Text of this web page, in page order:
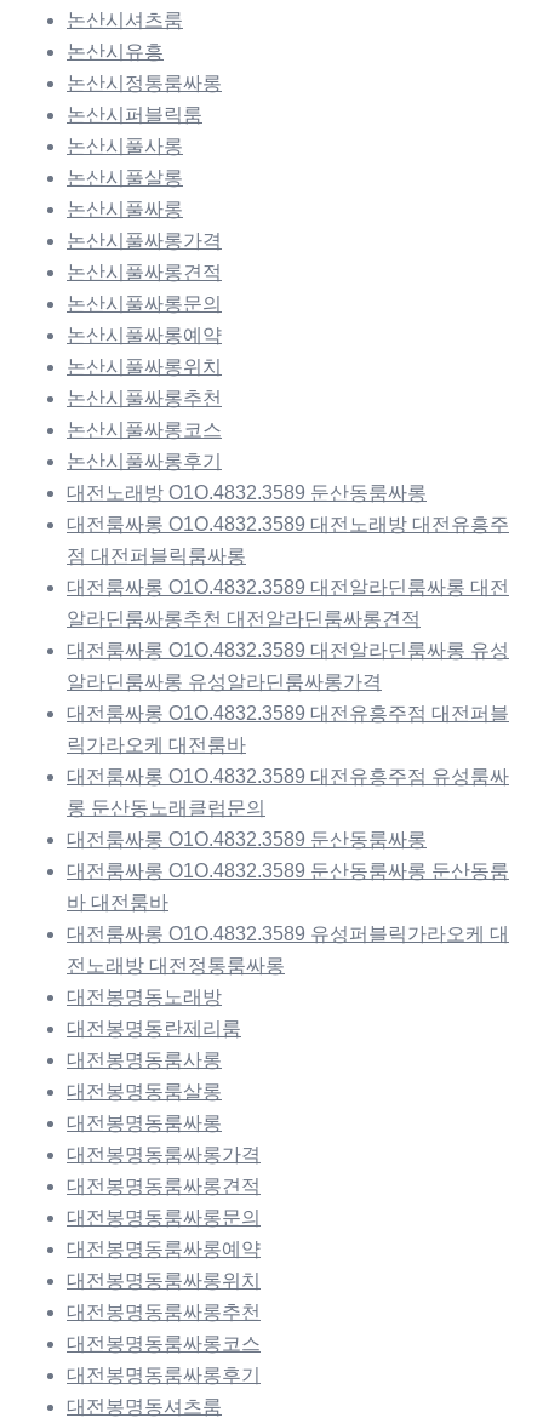
논산시셔츠룸
논산시유흥
논산시정통룸싸롱
논산시퍼블릭룸
논산시풀사롱
논산시풀살롱
논산시풀싸롱
논산시풀싸롱가격
논산시풀싸롱견적
논산시풀싸롱문의
논산시풀싸롱예약
논산시풀싸롱위치
논산시풀싸롱추천
논산시풀싸롱코스
논산시풀싸롱후기
대전노래방 O1O.4832.3589 둔산동룸싸롱
대전룸싸롱 O1O.4832.3589 대전노래방 대전유흥주
점 대전퍼블릭룸싸롱
대전룸싸롱 O1O.4832.3589 대전알라딘룸싸롱 대전
알라딘룸싸롱추천 대전알라딘룸싸롱견적
대전룸싸롱 O1O.4832.3589 대전알라딘룸싸롱 유성
알라딘룸싸롱 유성알라딘룸싸롱가격
대전룸싸롱 O1O.4832.3589 대전유흥주점 대전퍼블
릭가라오케 대전룸바
대전룸싸롱 O1O.4832.3589 대전유흥주점 유성룸싸
롱 둔산동노래클럽문의
대전룸싸롱 O1O.4832.3589 둔산동룸싸롱
대전룸싸롱 O1O.4832.3589 둔산동룸싸롱 둔산동룸
바 대전룸바
대전룸싸롱 O1O.4832.3589 유성퍼블릭가라오케 대
전노래방 대전정통룸싸롱
대전봉명동노래방
대전봉명동란제리룸
대전봉명동룸사롱
대전봉명동룸살롱
대전봉명동룸싸롱
대전봉명동룸싸롱가격
대전봉명동룸싸롱견적
대전봉명동룸싸롱문의
대전봉명동룸싸롱예약
대전봉명동룸싸롱위치
대전봉명동룸싸롱추천
대전봉명동룸싸롱코스
대전봉명동룸싸롱후기
대전봉명동셔츠룸